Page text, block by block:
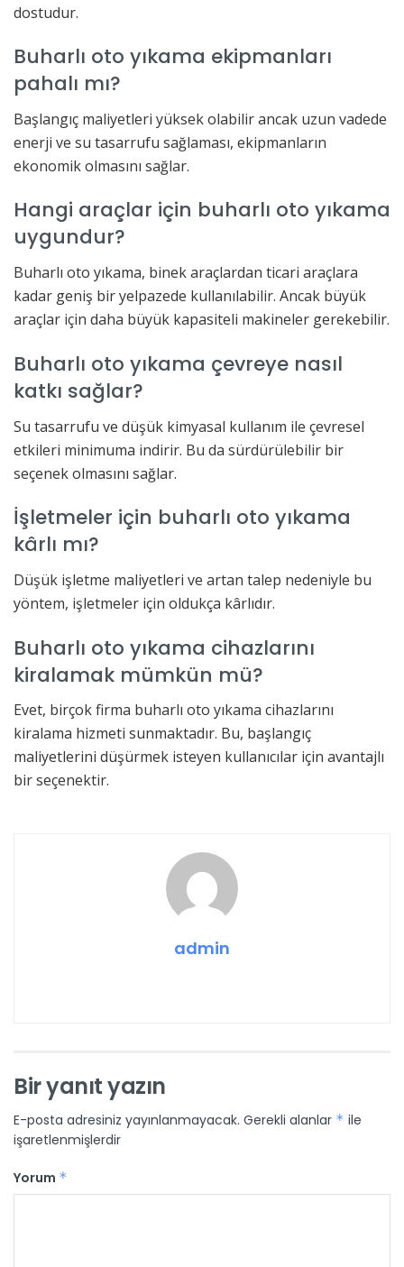
dostudur.
Buharlı oto yıkama ekipmanları
pahalı mı?
Başlangıç maliyetleri yüksek olabilir ancak uzun vadede
enerji ve su tasarrufu sağlaması, ekipmanların
ekonomik olmasını sağlar.
Hangi araçlar için buharlı oto yıkama
uygundur?
Buharlı oto yıkama, binek araçlardan ticari araçlara
kadar geniş bir yelpazede kullanılabilir. Ancak büyük
araçlar için daha büyük kapasiteli makineler gerekebilir.
Buharlı oto yıkama çevreye nasıl
katkı sağlar?
Su tasarrufu ve düşük kimyasal kullanım ile çevresel
etkileri minimuma indirir. Bu da sürdürülebilir bir
seçenek olmasını sağlar.
İşletmeler için buharlı oto yıkama
kârlı mı?
Düşük işletme maliyetleri ve artan talep nedeniyle bu
yöntem, işletmeler için oldukça kârlıdır.
Buharlı oto yıkama cihazlarını
kiralamak mümkün mü?
Evet, birçok firma buharlı oto yıkama cihazlarını
kiralama hizmeti sunmaktadır. Bu, başlangıç
maliyetlerini düşürmek isteyen kullanıcılar için avantajlı
bir seçenektir.
admin
Bir yanıt yazın
E-posta adresiniz yayınlanmayacak. Gerekli alanlar * ile
işaretlenmişlerdir
Yorum *